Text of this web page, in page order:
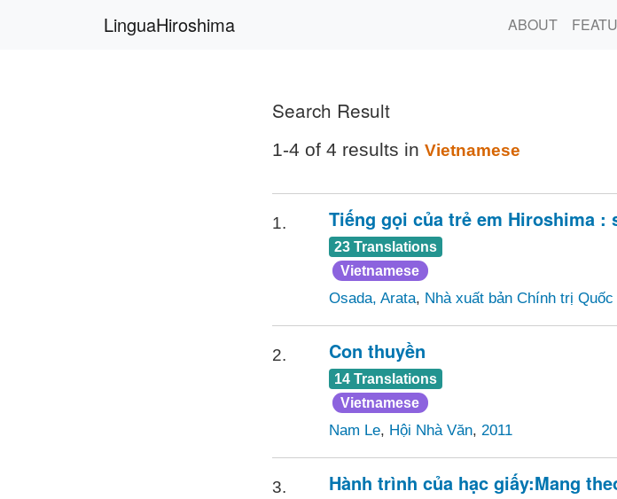
LinguaHiroshima ABOUT
Search Result
1-4 of 4 results in Vietnamese
1. Tiếng gọi của trẻ em Hiroshima :
23 Translations
Vietnamese
Osada, Arata, Nhà xuất bản Chính trị Quốc
2. Con thuyền
14 Translations
Vietnamese
Nam Le, Hội Nhà Văn, 2011
3. Hành trình của hạc giấy:Mang